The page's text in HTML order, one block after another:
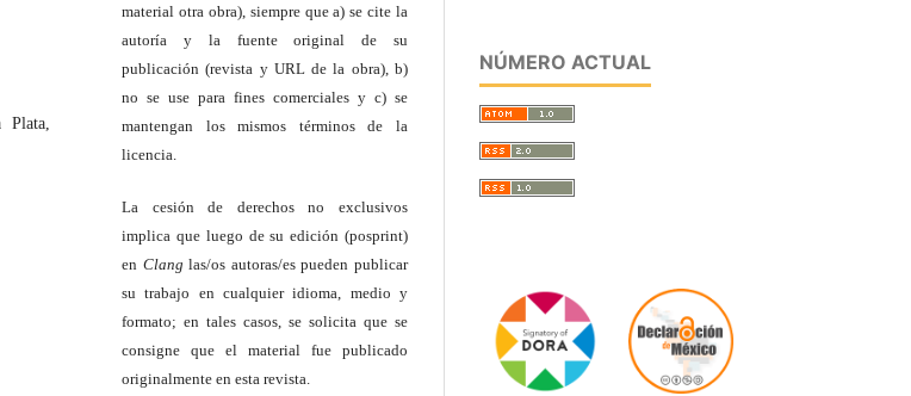
Plata,
material otra obra), siempre que a) se cite la
autoría y la fuente original de su
publicación (revista y URL de la obra), b)
no se use para fines comerciales y c) se
mantengan los mismos términos de la
licencia.
La cesión de derechos no exclusivos
implica que luego de su edición (posprint)
en Clang las/os autoras/es pueden publicar
su trabajo en cualquier idioma, medio y
formato; en tales casos, se solicita que se
consigne que el material fue publicado
originalmente en esta revista.
NÚMERO ACTUAL